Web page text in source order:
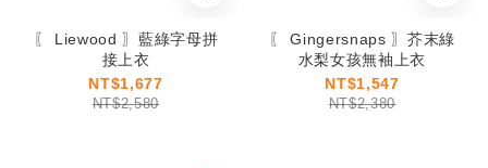
〖 Liewood 〗藍綠字母拼
接上衣
NT$1,677
NT$2,580
〖 Gingersnaps 〗芥末綠
水梨女孩無袖上衣
NT$1,547
NT$2,380